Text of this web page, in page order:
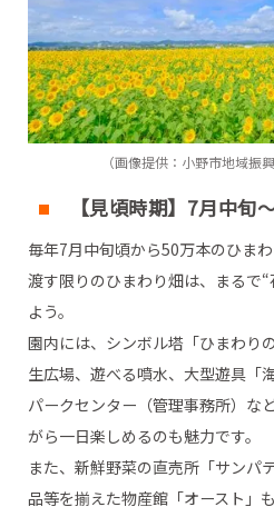
（画像提供：小野市地域振
【見頃時期】7月中旬
毎年7月中旬頃から50万本のひま
渡す限りのひまわり畑は、まるで
よう。
園内には、シンボル塔「ひまわり
生広場、遊べる噴水、大型遊具「
パークセンター（管理事務所）な
がら一日楽しめるのも魅力です。
また、新鮮野菜の直売所「サンパ
品等を揃えた物産館「オースト」